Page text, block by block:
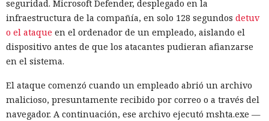
seguridad. Microsoft Defender, desplegado en la
infraestructura de la compañía, en solo 128 segundos detuv
o el ataque en el ordenador de un empleado, aislando el
dispositivo antes de que los atacantes pudieran afianzarse
en el sistema.
El ataque comenzó cuando un empleado abrió un archivo
malicioso, presuntamente recibido por correo o a través del
navegador. A continuación, ese archivo ejecutó mshta.exe —